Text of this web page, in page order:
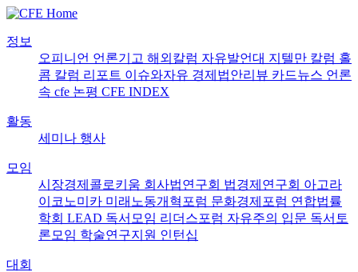
정보
오피니언 언론기고 해외칼럼 자유발언대 지텔만 칼럼 홀
콤 칼럼 리포트 이슈와자유 경제법안리뷰 카드뉴스 언론
속 cfe 논평 CFE INDEX
활동
세미나 행사
모임
시장경제콜로키움 회사법연구회 법경제연구회 아고라
이코노미카 미래노동개혁포럼 문화경제포럼 연합법률
학회 LEAD 독서모임 리더스포럼 자유주의 입문 독서토
론모임 학술연구지원 인턴십
대회